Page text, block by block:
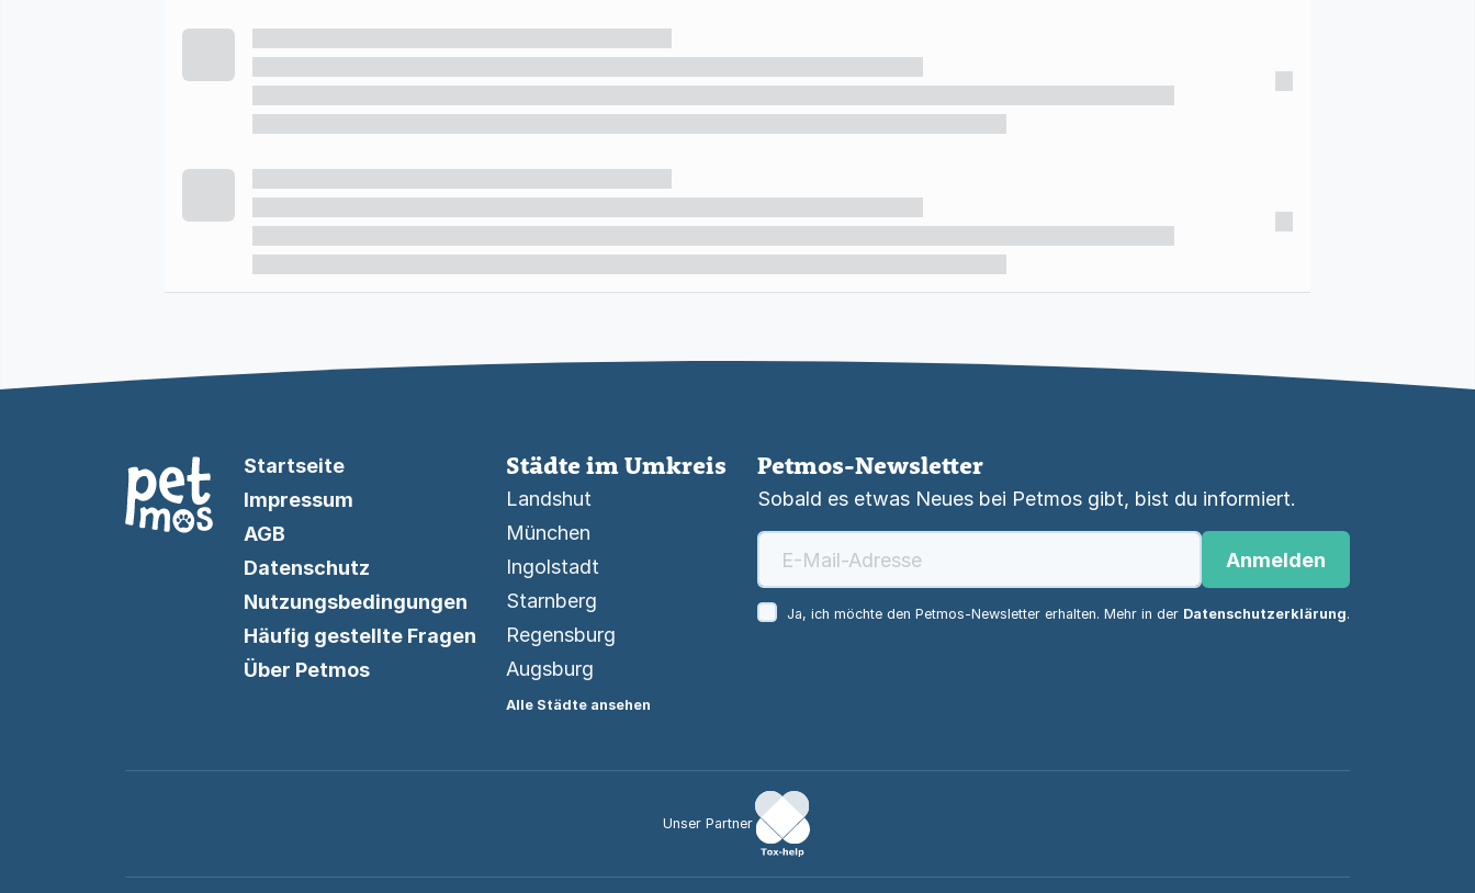
Startseite
Impressum
AGB
Datenschutz
Nutzungsbedingungen
Häufig gestellte Fragen
Über Petmos
Städte im Umkreis
Landshut
München
Ingolstadt
Starnberg
Regensburg
Augsburg
Alle Städte ansehen
Petmos-Newsletter
Sobald es etwas Neues bei Petmos gibt, bist du informiert.
Anmelden
Ja, ich möchte den Petmos-Newsletter erhalten. Mehr in der Datenschutzerklärung.
Unser Partner